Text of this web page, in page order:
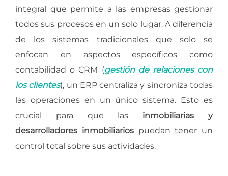
integral que permite a las empresas gestionar
todos sus procesos en un solo lugar. A diferencia
de los sistemas tradicionales que solo se
enfocan en aspectos específicos como
contabilidad o CRM (gestión de relaciones con
los clientes), un ERP centraliza y sincroniza todas
las operaciones en un único sistema. Esto es
crucial para que las inmobiliarias y
desarrolladores inmobiliariospuedan tener un
control total sobre sus actividades.